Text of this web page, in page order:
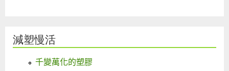
減塑慢活
千變萬化的塑膠